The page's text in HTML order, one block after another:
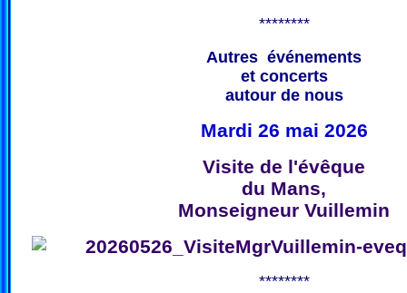
********
Autres événements
et concerts
autour de nous
Mardi 26 mai 2026
Visite de l'évêque
du Mans,
Monseigneur Vuillemin
********